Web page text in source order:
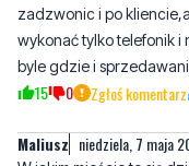
15 0 Zgłoś komentarz
Maliusz niedziela, 7 maja
W jakim mieście to się
5 3 Zgłoś komentarz